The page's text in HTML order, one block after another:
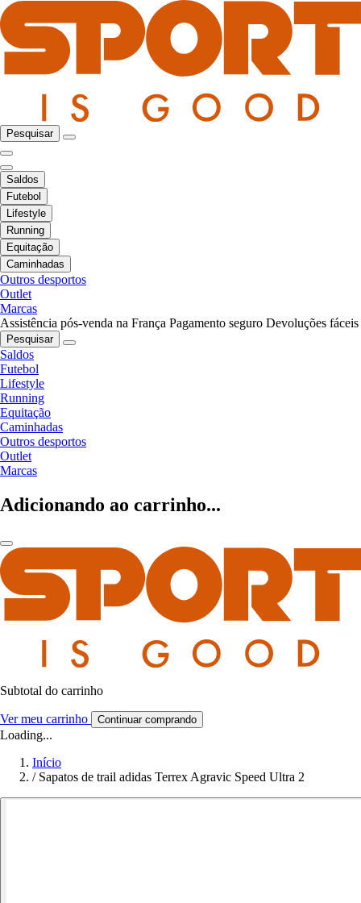
Pesquisar
Saldos
Futebol
Lifestyle
Running
Equitação
Caminhadas
Outros desportos
Outlet
Marcas
Assistência pós-venda na França Pagamento seguro Devoluções fáceis
Pesquisar
Saldos
Futebol
Lifestyle
Running
Equitação
Caminhadas
Outros desportos
Outlet
Marcas
Adicionando ao carrinho...
Subtotal do carrinho
Ver meu carrinho Continuar comprando
Loading...
Início
/ Sapatos de trail adidas Terrex Agravic Speed Ultra 2